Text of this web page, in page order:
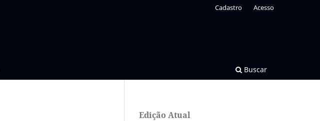
Buscar
Cadastro Acesso
Edição Atual